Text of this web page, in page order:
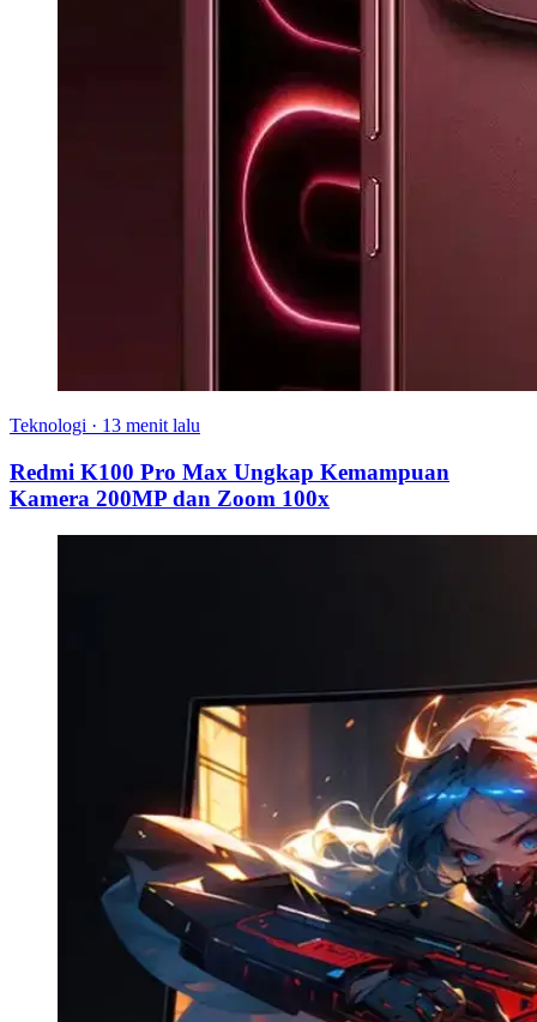
Teknologi · 13 menit lalu
Redmi K100 Pro Max Ungkap Kemampuan
Kamera 200MP dan Zoom 100x